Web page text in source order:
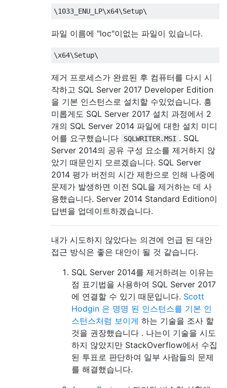
\1033 _ENU_LP\x64\Setup\
파일 이름에 "loc"이없는 파일이 있습니다.
\x64\Setup\
제거 프로세스가 완료된 후 컴퓨터를 다시 시
작하고 SQL Server 2017 Developer Edition
을 기본 인스턴스로 설치할 수있었습니다. 흥
미롭게도 SQL Server 2017 설치 과정에서 2
개의 SQL Server 2014 파일에 대한 설치 미디
어를 요구했습니다
SQLWRITER.MSI . SQL
Server 2014의 공유 구성 요소를 제거하지 않
았기 때문인지 모르겠습니다. SQL Server
2014 평가 버전의 시간 제한으로 인해 나중에
문제가 발생하면 이전 SQL을 제거하는 데 사
용했습니다. Server 2014 Standard Edition이
답변을 업데이트하겠습니다.
내가 시도하지 않았다는 의견에 언급 된 대안
접근 방식은 좋은 대안이 될 것 같습니다.
SQL Server 2014를 제거하려는 이유는
점 표기법을 사용하여 SQL Server 2017
에 연결할 수 있기 때문입니다. Scott
Hodgin 은 명명 된 인스턴스를 기본 인
스턴스처럼 보이게 하는 기술을 조사 할
것을 권장했습니다 . 나는이 기술을 시도
하지 않았지만 StackOverflow에서 수집
된 투표로 판단하여 일부 사람들의 문제
를 해결했습니다.